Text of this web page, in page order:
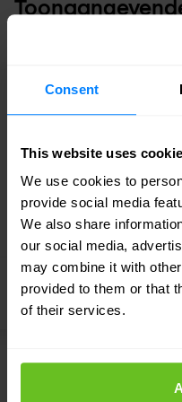
Consent
This website uses
We use cookies to
provide social media
We also share
our social media,
may combine it with
provided to them or that
of their services.Palo